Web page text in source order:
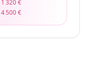
1 320 €
4 500 €